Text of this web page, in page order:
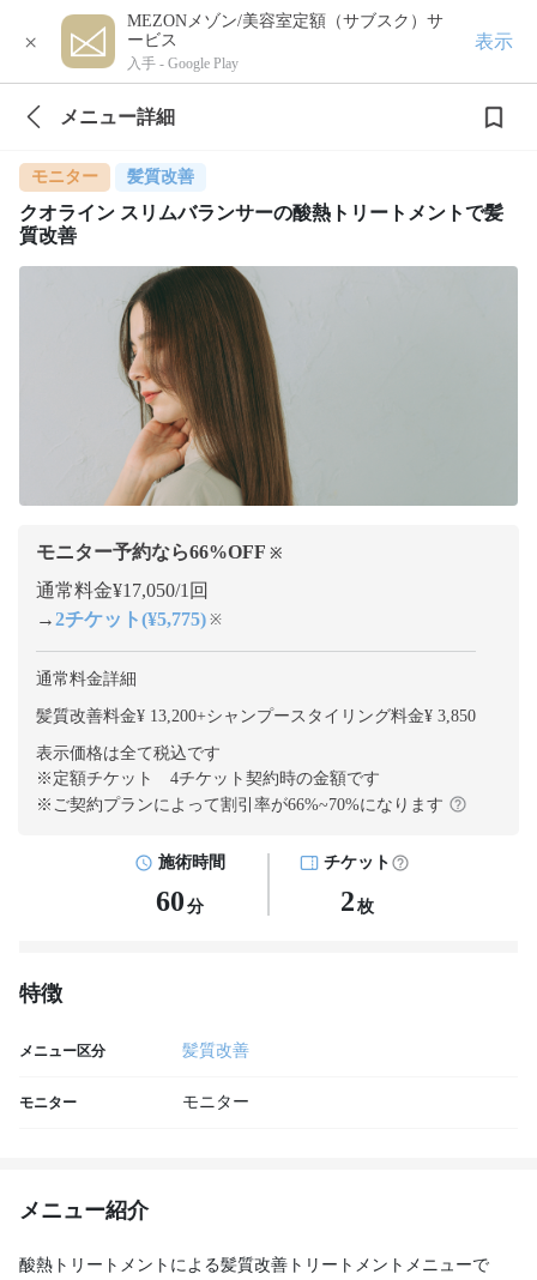
×
MEZONメゾン/美容室定額（サブスク）サ
ービス
入手 - Google Play
表示
メニュー詳細
モニター 髪質改善
クオライン スリムバランサーの酸熱トリートメントで髪
質改善
モニター予約なら66%OFF ※
通常料金¥17,050/1回
→2チケット(¥5,775) ※
通常料金詳細
髪質改善料金¥ 13,200+シャンプースタイリング料金¥ 3,850
表示価格は全て税込です
※定額チケット 4チケット契約時の金額です
※ご契約プランによって割引率が66%~70%になります
施術時間
60 分
チケット
2 枚
特徴
メニュー区分 髪質改善
モニター モニター
メニュー紹介
酸熱トリートメントによる髪質改善トリートメントメニューで